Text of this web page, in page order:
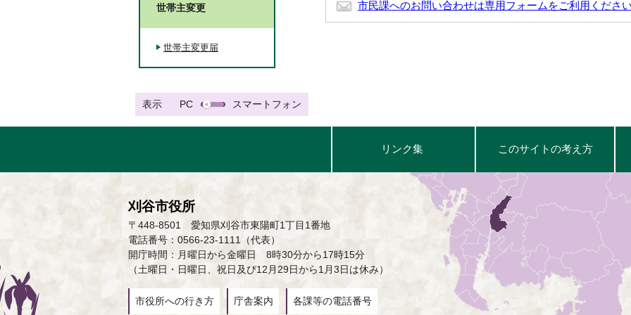
市民課へのお問い合わせは専用フォームをご利用くださ
世帯主変更
世帯主変更届
表示 PC スマートフォン
リンク集 このサイトの考え方
刈谷市役所
〒448-8501 愛知県刈谷市東陽町1丁目1番地
電話番号：0566-23-1111（代表）
開庁時間：月曜日から金曜日 8時30分から17時15分
（土曜日・日曜日、祝日及び12月29日から1月3日は休み）
市役所への行き方 庁舎案内 各課等の電話番号